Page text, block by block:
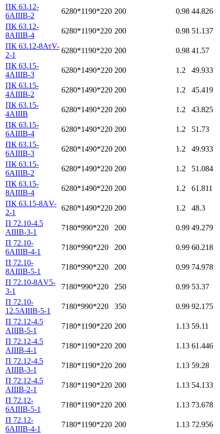
ПК 63.12-
6АIIIВ-2
6280*1190*220 200 0.98 44.826
ПК 63.12-
8АIIIВ-4
6280*1190*220 200 0.98 51.137
ПК 63.12-8АтV-
2-1
6280*1190*220 200 0.98 41.57
ПК 63.15-
4АIIIВ-3
6280*1490*220 200 1.2
49.933
ПК 63.15-
4АIIIВ-2
6280*1490*220 200 1.2
45.419
ПК 63.15-
4АIIIВ
6280*1490*220 200 1.2
43.825
ПК 63.15-
6АIIIВ-4
6280*1490*220 200 1.2
51.73
ПК 63.15-
6АIIIВ-3
6280*1490*220 200 1.2
49.933
ПК 63.15-
6АIIIВ-2
6280*1490*220 200 1.2
51.084
ПК 63.15-
8АIIIВ-4
6280*1490*220 200 1.2
61.811
ПК 63.15-8АV-
2-1
6280*1490*220 200 1.2
48.3
П 72.10-4.5
АIIIВ-3-1
7180*990*220 200 0.99 49.279
П 72.10-
6АIIIВ-4-1
7180*990*220 200 0.99 60.218
П 72.10-
8АIIIВ-5-1
7180*990*220 200 0.99 74.978
П 72.10-8АV5-
3-1
7180*990*220 250 0.99 53.37
П 72.10-
12.5АIIIВ-5-1
7180*990*220 350 0.99 92.175
П 72.12-4.5
АIIIВ-5-1
7180*1190*220 200 1.13 59.11
П 72.12-4.5
АIIIВ-4-1
7180*1190*220 200 1.13 61.446
П 72.12-4.5
АIIIВ-3-1
7180*1190*220 200 1.13 59.28
П 72.12-4.5
АIIIВ-2-1
7180*1190*220 200 1.13 54.133
П 72.12-
6АIIIВ-5-1
7180*1190*220 200 1.13 73.678
П 72.12-
6АIIIВ-4-1
7180*1190*220 200 1.13 72.956